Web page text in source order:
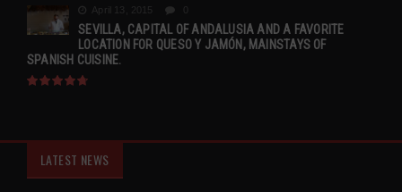
April 13, 2015
SEVILLA, CAPITAL OF ANDALUSIA AND A FAVORITE
LOCATION FOR QUESO Y JAMÓN, MAINSTAYS OF
SPANISH CUISINE.
LATEST NEWS